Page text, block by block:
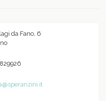
da Fano, 6